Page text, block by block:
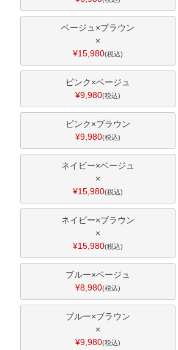
ベージュ×ブラウン
×
¥15,980 税込
ピンク×ベージュ
¥9,980 税込
ピンク×ブラウン
¥9,980 税込
ネイビー×ベージュ
×
¥15,980 税込
ネイビー×ブラウン
×
¥15,980 税込
ブルー×ベージュ
¥8,980 税込
ブルー×ブラウン
×
¥9,980 税込